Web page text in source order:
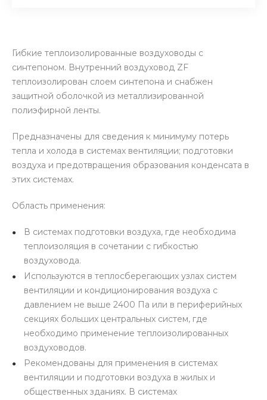
Гибкие теплоизолированные воздуховоды с
синтепоном. Внутренний воздуховод ZF
теплоизолирован слоем синтепона и снабжен
защитной оболочкой из металлизированной
полиэфирной ленты.
Предназначены для сведения к минимуму потерь
тепла и холода в системах вентиляции; подготовки
воздуха и предотвращения образования конденсата в
этих системах.
Область применения:
В системах подготовки воздуха, где необходима
теплоизоляция в сочетании с гибкостью
воздуховода.
Используются в теплосберегающих узлах систем
вентиляции и кондиционирования воздуха с
давлением не выше 2400 Па или в периферийных
секциях больших центральных систем, где
необходимо применение теплоизолированных
воздуховодов.
Рекомендованы для применения в системах
вентиляции и подготовки воздуха в жилых и
общественных зданиях. В системах